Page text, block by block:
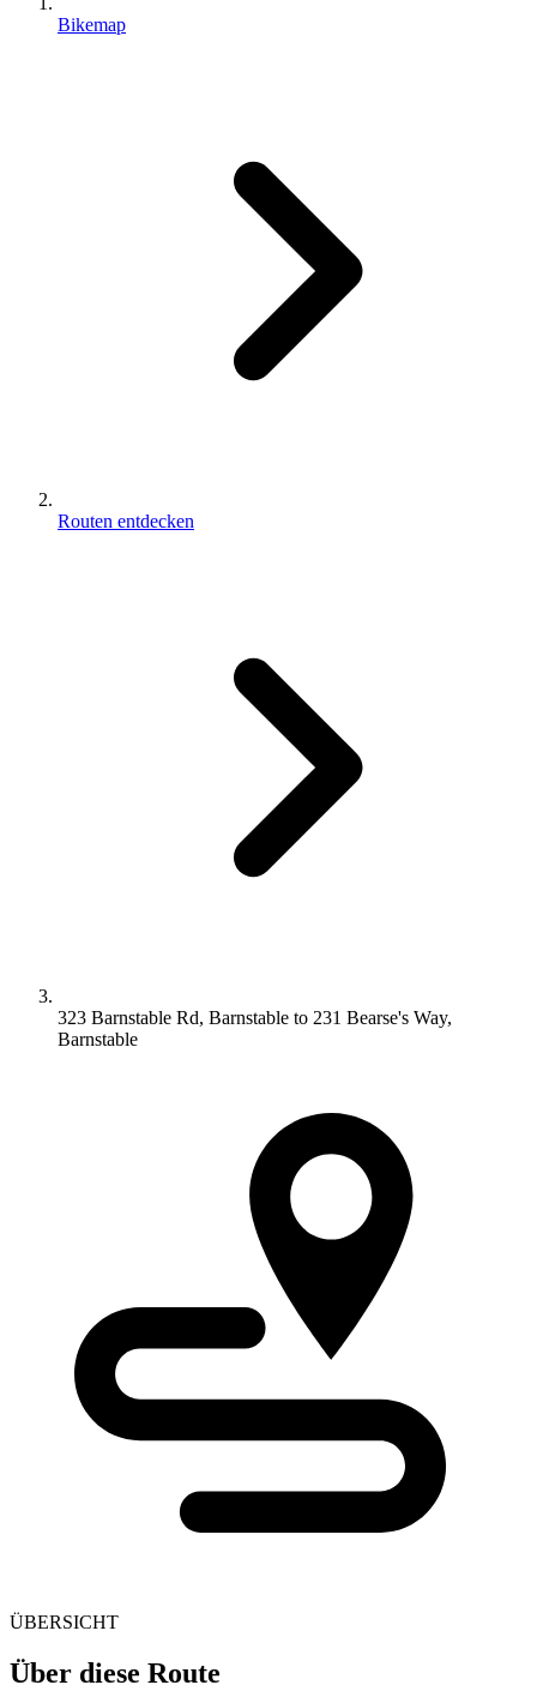
Bikemap
Routen entdecken
323 Barnstable Rd, Barnstable to 231 Bearse's Way,
Barnstable
ÜBERSICHT
Über diese Route